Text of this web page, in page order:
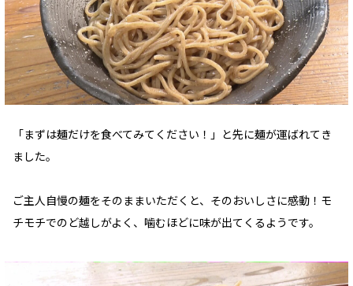
「まずは麺だけを食べてみてください！」と先に麺が運ばれてき
ました。
ご主人自慢の麺をそのままいただくと、そのおいしさに感動！モ
チモチでのど越しがよく、噛むほどに味が出てくるようです。